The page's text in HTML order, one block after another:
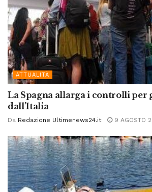
ATTUALITÀ
La Spagna allarga i controlli per
dall’Italia
Da Redazione Ultimenews24.it 9 AGOSTO